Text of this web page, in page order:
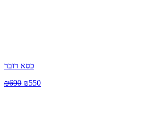
כסא רובר
₪690 ₪550